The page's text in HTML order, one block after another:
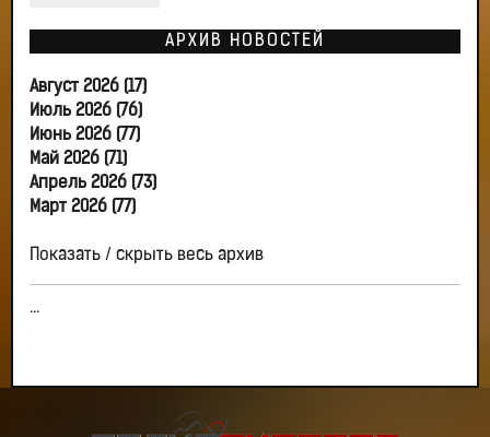
АРХИВ НОВОСТЕЙ
Август 2026 (17)
Июль 2026 (76)
Июнь 2026 (77)
Май 2026 (71)
Апрель 2026 (73)
Март 2026 (77)
Показать / скрыть весь архив
...